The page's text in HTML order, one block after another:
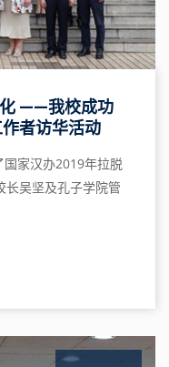
——我校成功
者访华活动
家汉办2019年拉脱
长吴坚及孔子学院管